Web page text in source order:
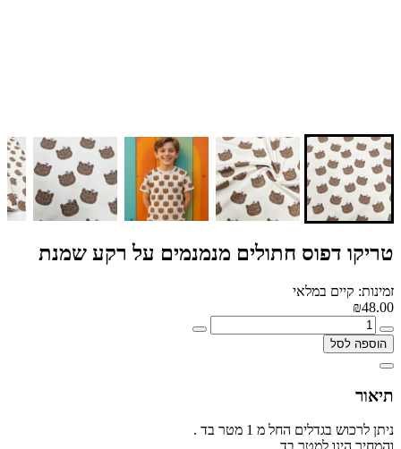
טריקו דפוס חתולים מנמנמים על רקע שמנת
זמינות: קיים במלאי
₪48.00
הוספה לסל
תיאור
ניתן לרכוש בגדלים החל מ 1 מטר בד .